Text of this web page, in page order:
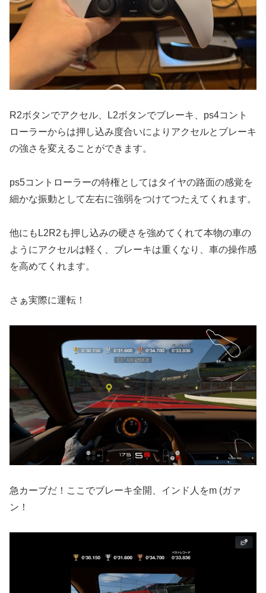
R2ボタンでアクセル、L2ボタンでブレーキ、ps4コント
ローラーからは押し込み度合いによりアクセルとブレーキ
の強さを変えることができます。
ps5コントローラーの特権としてはタイヤの路面の感覚を
細かな振動として左右に強弱をつけてつたえてくれます。
他にもL2R2も押し込みの硬さを強めてくれて本物の車の
ようにアクセルは軽く、ブレーキは重くなり、車の操作感
を高めてくれます。
さぁ実際に運転！
急カーブだ！ここでブレーキ全開、インド人をm (ガァ
ン！